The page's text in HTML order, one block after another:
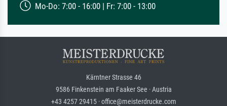
Mo-Do: 7:00 - 16:00 | Fr: 7:00 - 13:00
Kärntner Strasse 46
9586 Finkenstein am Faaker See · Austria
+43 4257 29415 · office@meisterdrucke.com